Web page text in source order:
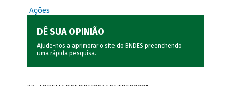
Ações
DÊ SUA OPINIÃO
Ajude-nos a aprimorar o site do BNDES preenchendo
uma rápida pesquisa.